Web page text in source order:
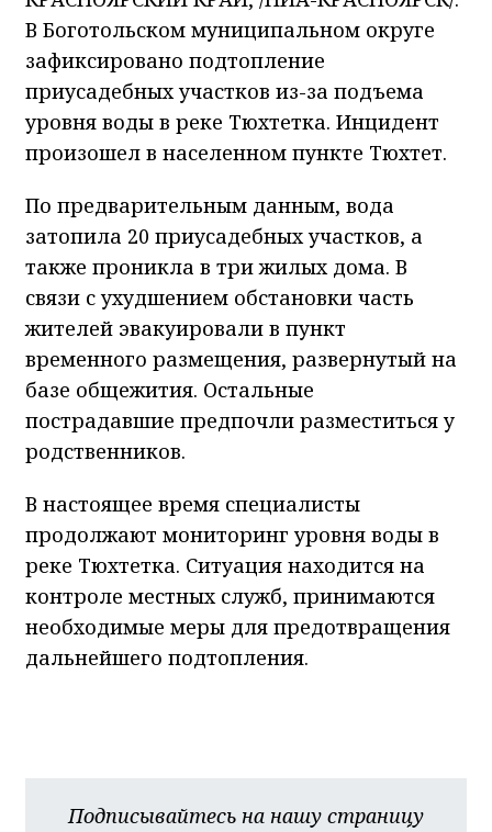
В Боготольском муниципальном округе
зафиксировано подтопление
приусадебных участков из-за подъема
уровня воды в реке Тюхтетка. Инцидент
произошел в населенном пункте Тюхтет.
По предварительным данным, вода
затопила 20 приусадебных участков, а
также проникла в три жилых дома. В
связи с ухудшением обстановки часть
жителей эвакуировали в пункт
временного размещения, развернутый на
базе общежития. Остальные
пострадавшие предпочли разместиться у
родственников.
В настоящее время специалисты
продолжают мониторинг уровня воды в
реке Тюхтетка. Ситуация находится на
контроле местных служб, принимаются
необходимые меры для предотвращения
дальнейшего подтопления.
Подписывайтесь на нашу страницу